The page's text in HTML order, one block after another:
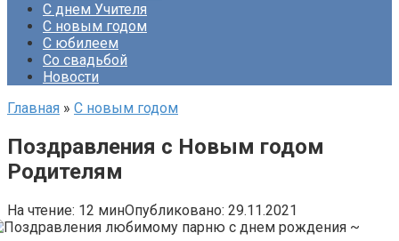
С днем Учителя
С новым годом
С юбилеем
Со свадьбой
Новости
Главная » С новым годом
Поздравления с Новым годом
Родителям
На чтение: 12 минОпубликовано: 29.11.2021